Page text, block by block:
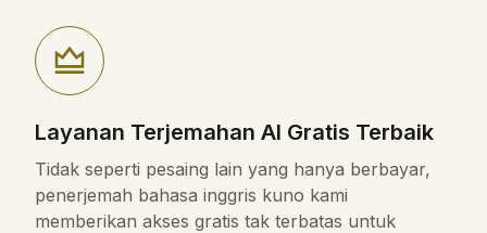
Layanan Terjemahan AI Gratis Terbaik
Tidak seperti pesaing lain yang hanya berbayar,
penerjemah bahasa inggris kuno kami
memberikan akses gratis tak terbatas untuk